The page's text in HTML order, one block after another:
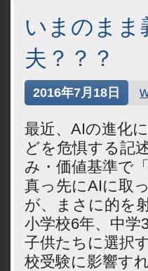
いまのまま
夫？？？
2016年7月18日
最近、AIの進化
どを危惧する記
み・価値基準で
真っ先にAIに取
が、まさに的を
小学校6年、中
子供たちに選択
校受験に影響す